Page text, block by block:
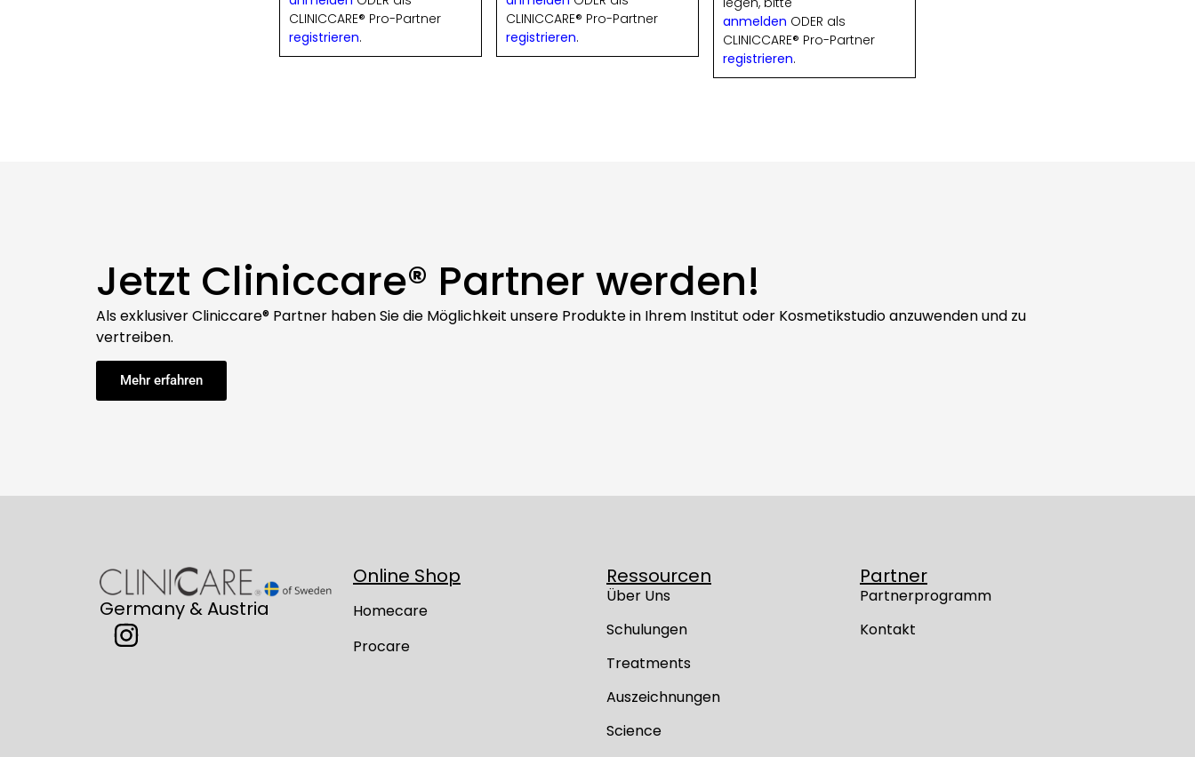
CLINICCARE® Pro-Partner
registrieren.
CLINICCARE® Pro-Partner
registrieren.
anmelden ODER als
CLINICCARE® Pro-Partner
registrieren.
Jetzt Cliniccare® Partner werden!
Als exklusiver Cliniccare® Partner haben Sie die Möglichkeit unsere Produkte in Ihrem Institut oder Kosmetikstudio anzuwenden und zu
vertreiben.
Mehr erfahren
Germany & Austria
Online Shop
Homecare
Procare
Ressourcen
Über Uns
Schulungen
Treatments
Auszeichnungen
Science
Partner
Partnerprogramm
Kontakt